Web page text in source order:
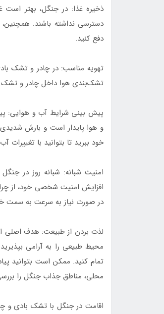
ذخیره غذا: در جنگل، بهتر است
دسترسی نداشته باشند. همچنین،
دفع کنید.
تهویه مناسب: در چادر و تشک
تشک‌بندی هوا داخل چادر و تشک
پیش بینی شرایط آب و هوایی:
و هوا پایدار است و بارش
خود ببرید تا بتوانید با
امنیت شبانه: شبانه روز در
افزایش امنیت شخصی خود، از
در صورت نیاز به سرعت به سمت
لذت بردن از طبیعت: هدف اصلی
محیط طبیعی را به آرامی
تمام کنید. ممکن است بتوانید
محلی، مناطق جذاب جنگل را
اقامت در جنگل با تشک بادی و